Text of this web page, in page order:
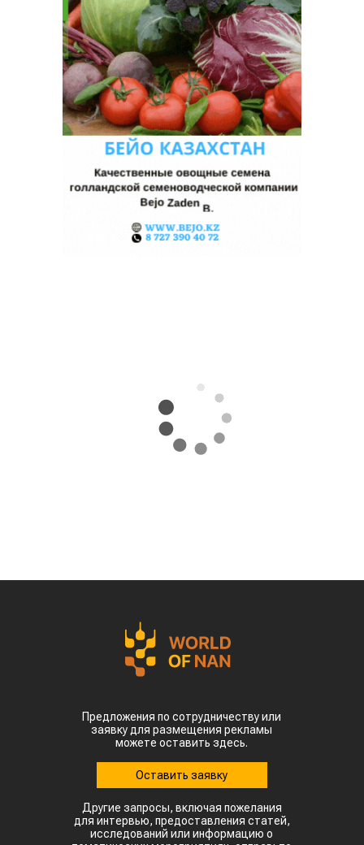
Предложения по сотрудничеству или
заявку для размещения рекламы
можете оставить здесь.
Оставить заявку
Другие запросы, включая пожелания
для интервью, предоставления статей,
исследований или информацию о